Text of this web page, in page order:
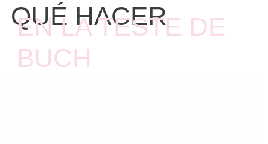
QUÉ HACER
EN LA TESTE DE
BUCH